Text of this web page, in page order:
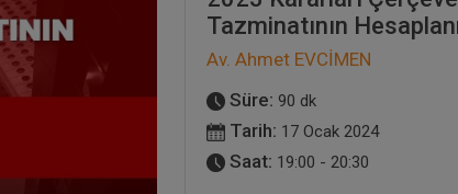
Tazminatının
Av. Ahmet EVCİMEN
Süre: 90 dk
Tarih: 17 Ocak 2024
Saat: 19:00 - 20:30